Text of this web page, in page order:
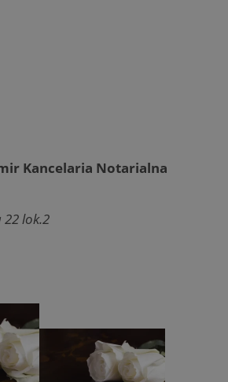
Kancelaria Notarialna
22 lok.2